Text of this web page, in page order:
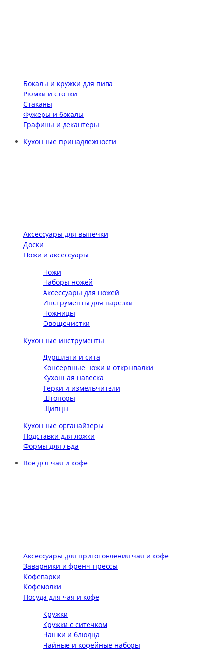
Бокалы и кружки для пива
Рюмки и стопки
Стаканы
Фужеры и бокалы
Графины и декантеры
Кухонные принадлежности
Аксессуары для выпечки
Доски
Ножи и аксессуары
Ножи
Наборы ножей
Аксессуары для ножей
Инструменты для нарезки
Ножницы
Овощечистки
Кухонные инструменты
Дуршлаги и сита
Консервные ножи и открывалки
Кухонная навеска
Терки и измельчители
Штопоры
Щипцы
Кухонные органайзеры
Подставки для ложки
Формы для льда
Все для чая и кофе
Аксессуары для приготовления чая и кофе
Заварники и френч-прессы
Кофеварки
Кофемолки
Посуда для чая и кофе
Кружки
Кружки с ситечком
Чашки и блюдца
Чайные и кофейные наборы